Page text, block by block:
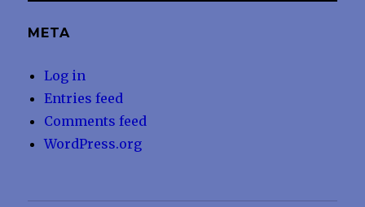
META
Log in
Entries feed
Comments feed
WordPress.org